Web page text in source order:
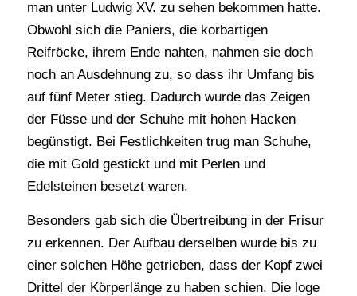
man unter Ludwig XV. zu sehen bekommen hatte.
Obwohl sich die Paniers, die korbartigen
Reifröcke, ihrem Ende nahten, nahmen sie doch
noch an Ausdehnung zu, so dass ihr Umfang bis
auf fünf Meter stieg. Dadurch wurde das Zeigen
der Füsse und der Schuhe mit hohen Hacken
begünstigt. Bei Festlichkeiten trug man Schuhe,
die mit Gold gestickt und mit Perlen und
Edelsteinen besetzt waren.
Besonders gab sich die Übertreibung in der Frisur
zu erkennen. Der Aufbau derselben wurde bis zu
einer solchen Höhe getrieben, dass der Kopf zwei
Drittel der Körperlänge zu haben schien. Die loge